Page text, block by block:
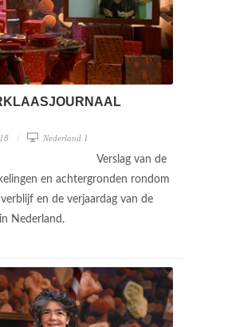
Nederland 1
Verslag van de
en achtergronden rondom
en de verjaardag van de
Nederland.